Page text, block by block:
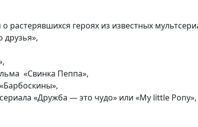
растерявшихся героях из известных
друзья»,
«Свинка Пеппа»,
«Дружба — это чудо» или «My little Pony»,